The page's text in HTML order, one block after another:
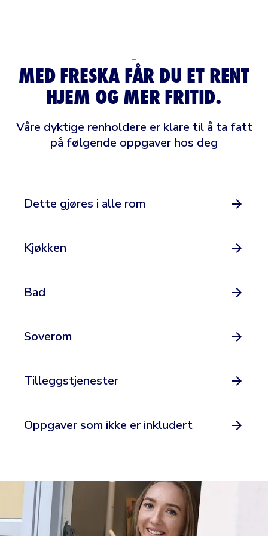
–
MED FRESKA FÅR DU ET RENT
HJEM OG MER FRITID.
Våre dyktige renholdere er klare til å ta fatt
på følgende oppgaver hos deg
Dette gjøres i alle rom
Kjøkken
Bad
Soverom
Tilleggstjenester
Oppgaver som ikke er inkludert